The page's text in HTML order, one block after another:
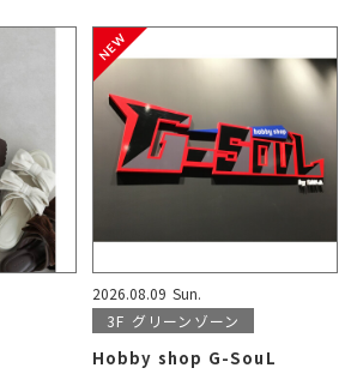
2026.08.09 Sun.
3F グリーンゾーン
Hobby shop G-SouL